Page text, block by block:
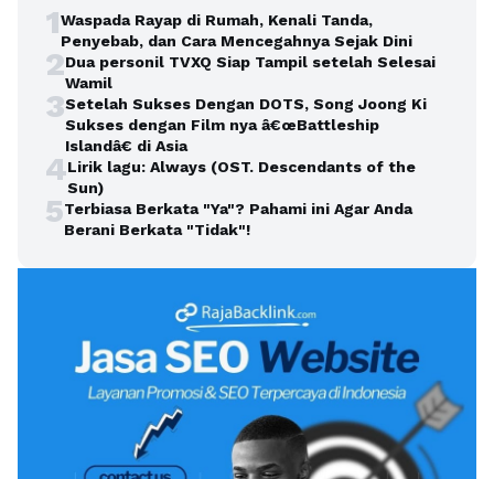
1Waspada Rayap di Rumah, Kenali Tanda,
Penyebab, dan Cara Mencegahnya Sejak Dini
2Dua personil TVXQ Siap Tampil setelah Selesai
Wamil
3Setelah Sukses Dengan DOTS, Song Joong Ki
Sukses dengan Film nya â€œBattleship
Islandâ€ di Asia
4Lirik lagu: Always (OST. Descendants of the
Sun)
5Terbiasa Berkata "Ya"? Pahami ini Agar Anda
Berani Berkata "Tidak"!